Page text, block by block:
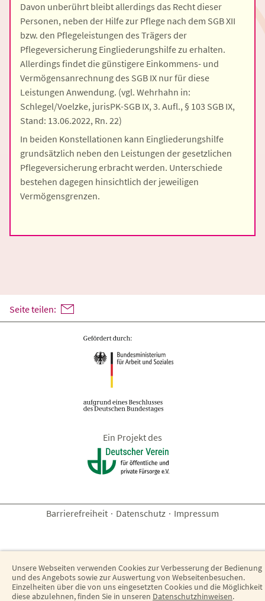
Davon unberührt bleibt allerdings das Recht dieser
Personen, neben der Hilfe zur Pflege nach dem SGB XII
bzw. den Pflegeleistungen des Trägers der
Pflegeversicherung Eingliederungshilfe zu erhalten.
Allerdings findet die günstigere Einkommens- und
Vermögensanrechnung des SGB IX nur für diese
Leistungen Anwendung. (vgl. Wehrhahn in:
Schlegel/Voelzke, jurisPK-SGB IX, 3. Aufl., § 103 SGB IX,
Stand: 13.06.2022, Rn. 22)
In beiden Konstellationen kann Eingliederungshilfe
grundsätzlich neben den Leistungen der gesetzlichen
Pflegeversicherung erbracht werden. Unterschiede
bestehen dagegen hinsichtlich der jeweiligen
Vermögensgrenzen.
Seite teilen:
Ein Projekt des
Barrierefreiheit · Datenschutz · Impressum
Unsere Webseiten verwenden Cookies zur Verbesserung der Bedienung
und des Angebots sowie zur Auswertung von Webseitenbesuchen.
Einzelheiten über die von uns eingesetzten Cookies und die Möglichkeit
diese abzulehnen, finden Sie in unseren Datenschutzhinweisen.